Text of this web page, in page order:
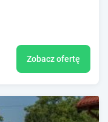
Zobacz ofertę